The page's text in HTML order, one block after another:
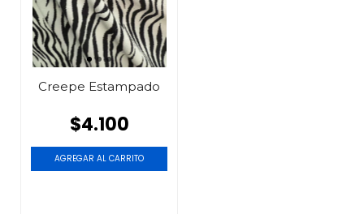
Creepe Estampado
$4.100
AGREGAR AL CARRITO